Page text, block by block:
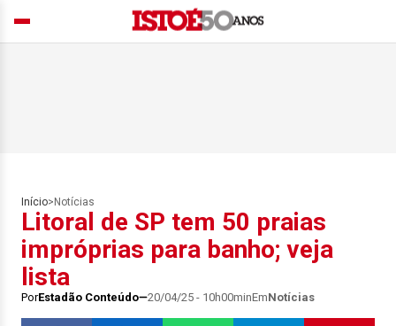
Início> Notícias
Litoral de SP tem 50 praias
impróprias para banho; veja
lista
PorEstadão Conteúdo 20/04/25 - 10h00minEmNotícias